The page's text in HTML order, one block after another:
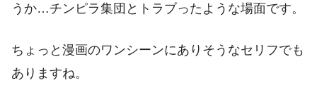
うか…チンピラ集団とトラブったような場面です。
ちょっと漫画のワンシーンにありそうなセリフでも
ありますね。